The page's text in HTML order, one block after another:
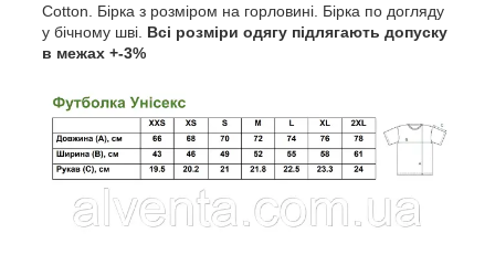
Cotton. Бірка з розміром на горловині. Бірка по догляду
у бічному шві. Всі розміри одягу підлягають допуску
в межах +-3%